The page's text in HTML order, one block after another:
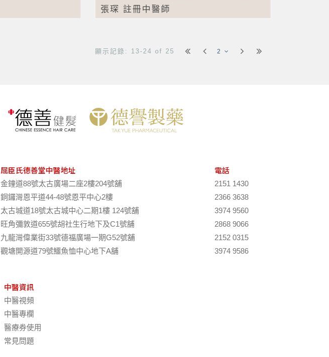
張琛 註冊中醫師
顯示記錄: 13-24 of 25 2
屈臣氏德善堂中醫地址 電話
金鐘道88號太古廣場二座2樓204號舖
2151 1430
銅鑼灣恩平道44-48號恩平中心2樓
2366 3638
太古城道18號太古城中心二期1樓 124號舖
3974 9560
旺角彌敦道655號胡社生行地下及C1號舖
2868 9066
九龍灣偉業街33號德福廣場一期G52號舖
2152 0315
觀塘開源道79號鱷魚恤中心地下A舖
3974 9586
中醫資訊
中醫視頻
中醫專欄
醫療券使用
常見問題